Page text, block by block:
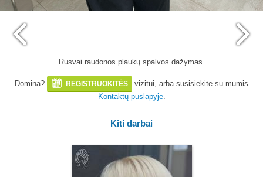
Rusvai raudonos plaukų spalvos dažymas.
Domina? REGISTRUOKITĖS
vizitui, arba susisiekite su mumis
Kontaktų puslapyje.
Kiti darbai